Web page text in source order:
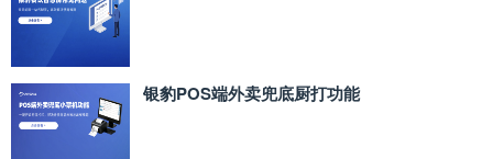
银豹POS端外卖兜底厨打功能